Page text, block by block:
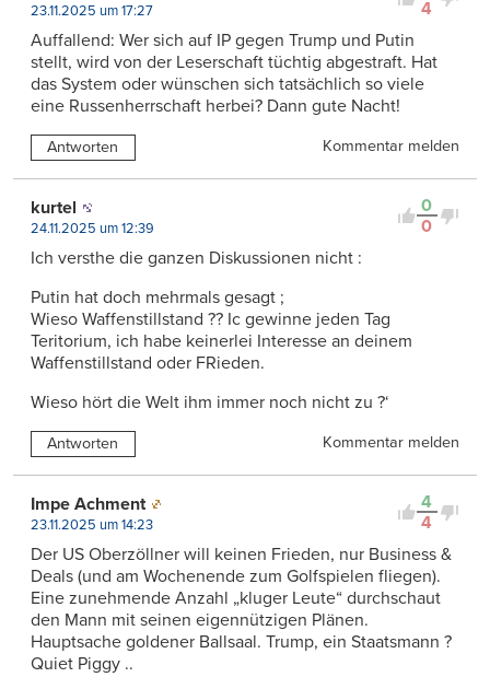
4
23.11.2025 um 17:27
Auffallend: Wer sich auf IP gegen Trump und Putin
stellt, wird von der Leserschaft tüchtig abgestraft. Hat
das System oder wünschen sich tatsächlich so viele
eine Russenherrschaft herbei? Dann gute Nacht!
Antworten Kommentar melden
0
0
kurtel
24.11.2025 um 12:39
Ich versthe die ganzen Diskussionen nicht :
Putin hat doch mehrmals gesagt ;
Wieso Waffenstillstand ?? Ic gewinne jeden Tag
Teritorium, ich habe keinerlei Interesse an deinem
Waffenstillstand oder FRieden.
Wieso hört die Welt ihm immer noch nicht zu ?‘
Antworten Kommentar melden
4
4
Impe Achment
23.11.2025 um 14:23
Der US Oberzöllner will keinen Frieden, nur Business &
Deals (und am Wochenende zum Golfspielen fliegen).
Eine zunehmende Anzahl „kluger Leute“ durchschaut
den Mann mit seinen eigennützigen Plänen.
Hauptsache goldener Ballsaal. Trump, ein Staatsmann ?
Quiet Piggy ..